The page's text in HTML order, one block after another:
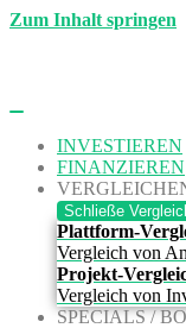
Zum Inhalt springen
INVESTIEREN
FINANZIEREN
Schließe
Plattform-
Vergleich von
Projekt-
Vergleich von
SPECIALS /